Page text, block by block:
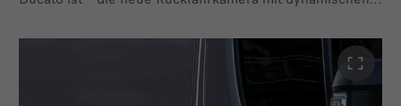
sicheres Manövrieren.
Im Paket "Comfort", "Premium Kabine Kastenwagen" und "L2 Autonomes